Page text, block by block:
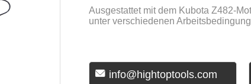
Ausgestattet mit dem Kubota Z482-
unter verschiedenen
 info@hightoptools.com